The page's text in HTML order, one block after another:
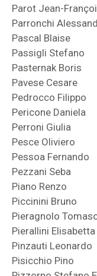
Parot Jean-
Parronchi
Pascal Blaise
Passigli Stefano
Pasternak Boris
Pavese Cesare
Pedrocco Filippo
Pericone Daniela
Perroni Giulia
Pesce Oliviero
Pessoa Fernando
Pezzani Seba
Piano Renzo
Piccinini Bruno
Pieragnolo
Pierallini Elisabetta
Pinzauti Leonardo
Pisicchio Pino